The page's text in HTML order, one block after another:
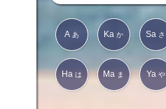
A あ Ka か Sa さ
Ha は Ma ま Ya や